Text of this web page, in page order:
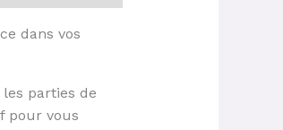
dans vos
parties de
pour vous